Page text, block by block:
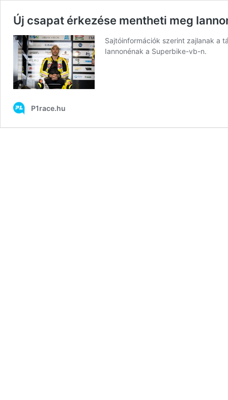
Új csapat érkezése mentheti meg
Sajtóinformációk szerint zajlanak a
Iannonénak a Superbike-vb-n.
P1race.hu